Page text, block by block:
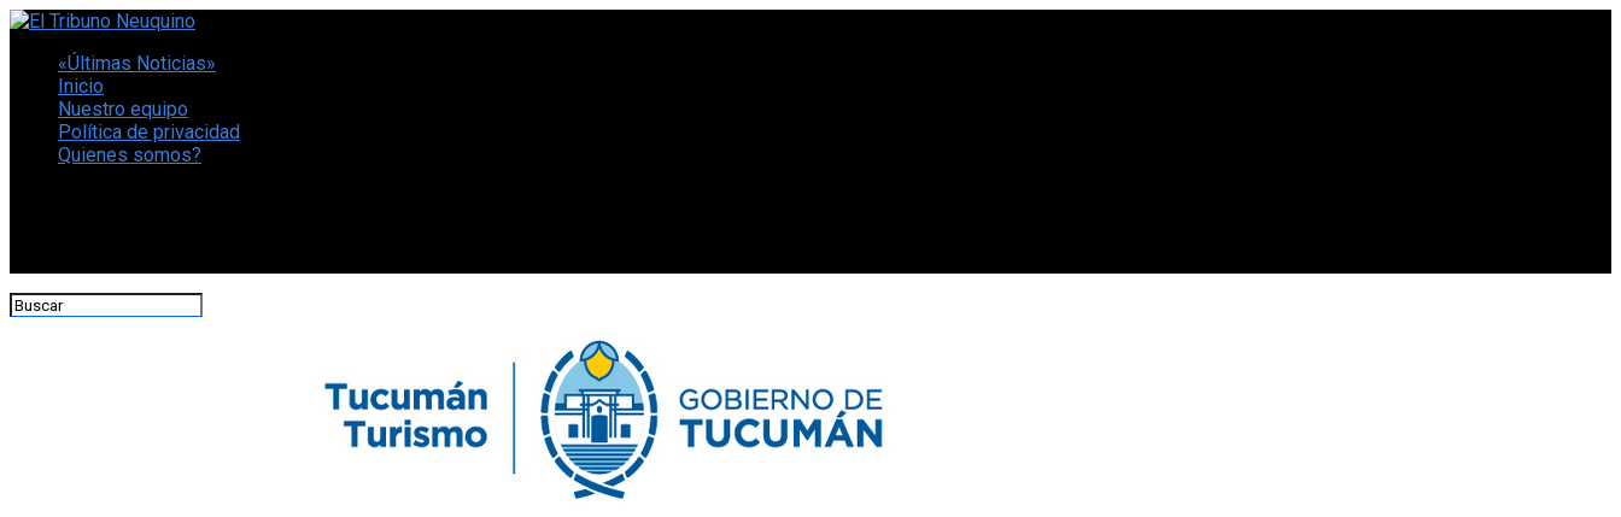
«Últimas Noticias»
Inicio
Nuestro equipo
Política de privacidad
Quienes somos?